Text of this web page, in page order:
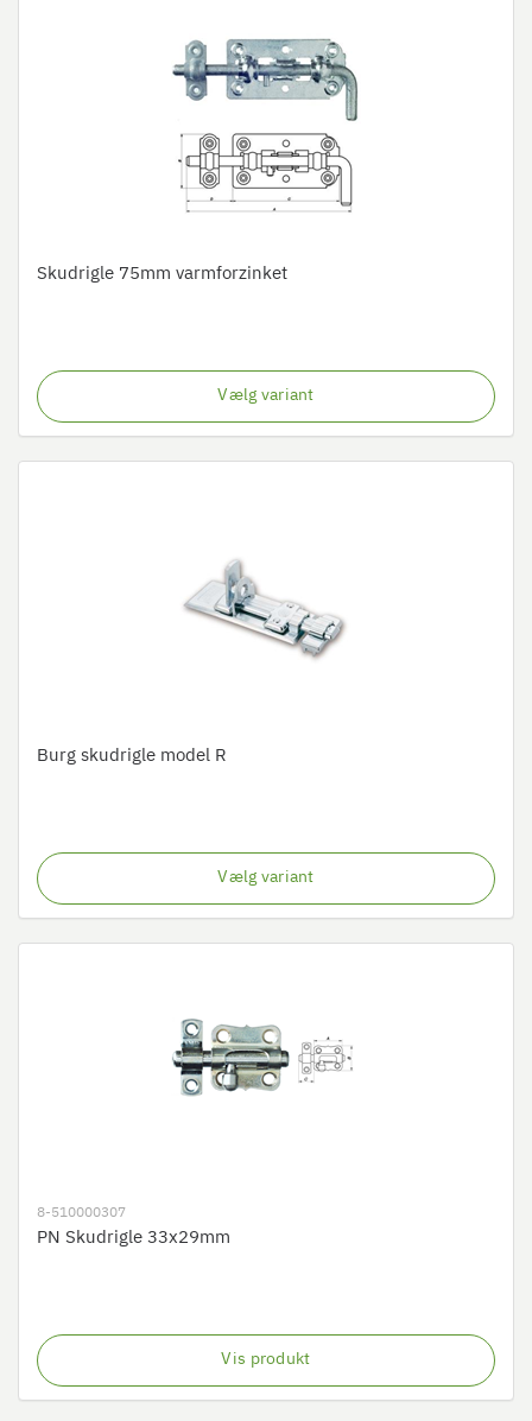
Skudrigle 75mm varmforzinket
Vælg variant
Burg skudrigle model R
Vælg variant
8-510000307
PN Skudrigle 33x29mm
Vis produkt